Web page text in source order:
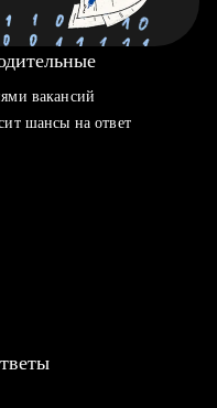
вакансий
шансы на ответ